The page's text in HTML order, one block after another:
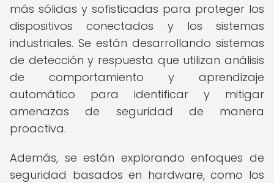
más sólidas y sofisticadas para proteger los
dispositivos conectados y los sistemas
industriales. Se están desarrollando sistemas
de detección y respuesta que utilizan análisis
de comportamiento y aprendizaje
automático para identificar y mitigar
amenazas de seguridad de manera
proactiva.
Además, se están explorando enfoques de
seguridad basados en hardware, como los